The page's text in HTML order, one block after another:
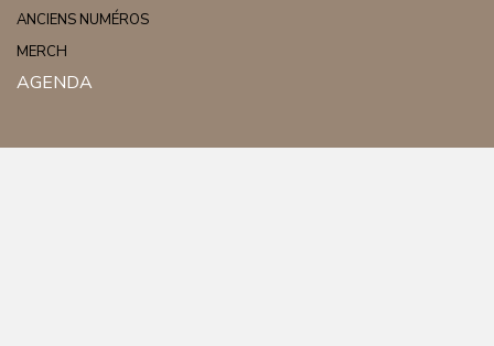
ANCIENS NUMÉROS
MERCH
AGENDA